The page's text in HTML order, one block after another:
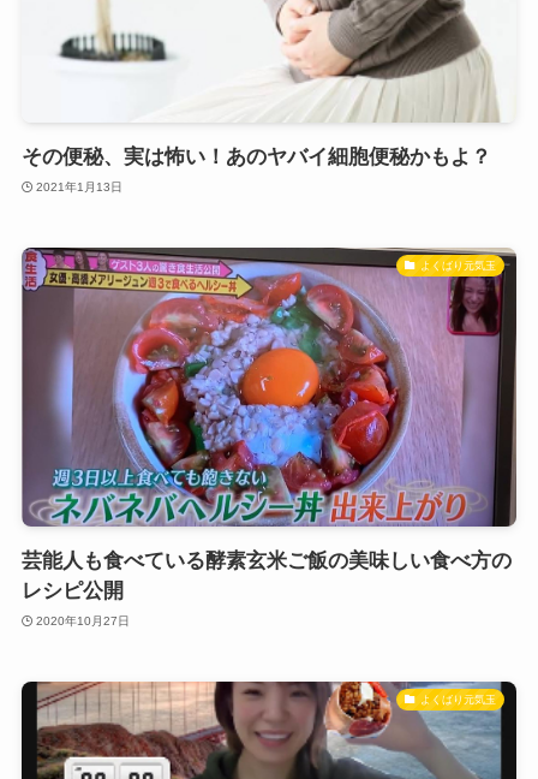
その便秘、実は怖い！あのヤバイ細胞便秘かもよ？
2021年1月13日
よくばり元気玉
芸能人も食べている酵素玄米ご飯の美味しい食べ方の
レシピ公開
2020年10月27日
よくばり元気玉